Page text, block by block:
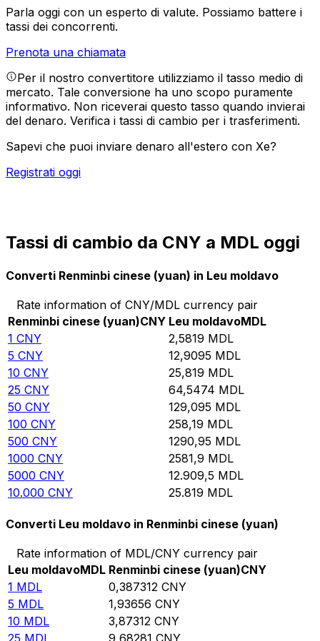
Parla oggi con un esperto di valute. Possiamo battere i
tassi dei concorrenti.
Prenota una chiamata
Per il nostro convertitore utilizziamo il tasso medio di
mercato. Tale conversione ha uno scopo puramente
informativo. Non riceverai questo tasso quando invierai
del denaro. Verifica i tassi di cambio per i trasferimenti.
Sapevi che puoi inviare denaro all'estero con Xe?
Registrati oggi
Tassi di cambio da CNY a MDL oggi
Converti Renminbi cinese (yuan) in Leu moldavo
Rate information of CNY/MDL currency pair
Renminbi cinese (yuan)CNY Leu moldavoMDL
1 CNY 2,5819 MDL
5 CNY 12,9095 MDL
10 CNY 25,819 MDL
25 CNY 64,5474 MDL
50 CNY 129,095 MDL
100 CNY 258,19 MDL
500 CNY 1290,95 MDL
1000 CNY 2581,9 MDL
5000 CNY 12.909,5 MDL
10.000 CNY 25.819 MDL
Converti Leu moldavo in Renminbi cinese (yuan)
Rate information of MDL/CNY currency pair
Leu moldavoMDL Renminbi cinese (yuan)CNY
1 MDL 0,387312 CNY
5 MDL 1,93656 CNY
10 MDL 3,87312 CNY